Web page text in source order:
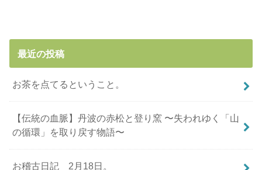
最近の投稿
お茶を点てるということ。
【伝統の血脈】丹波の赤松と登り窯 〜失われゆく「山
の循環」を取り戻す物語〜
お稽古日記 2月18日。